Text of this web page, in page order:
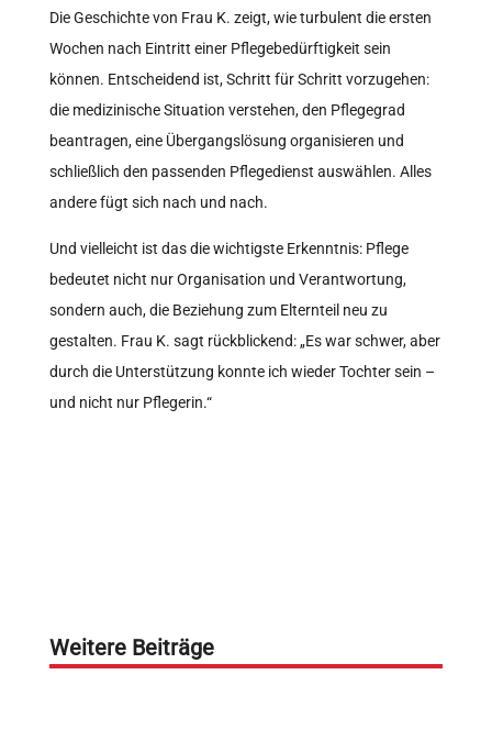
Die Geschichte von Frau K. zeigt, wie turbulent die ersten
Wochen nach Eintritt einer Pflegebedürftigkeit sein
können. Entscheidend ist, Schritt für Schritt vorzugehen:
die medizinische Situation verstehen, den Pflegegrad
beantragen, eine Übergangslösung organisieren und
schließlich den passenden Pflegedienst auswählen. Alles
andere fügt sich nach und nach.
Und vielleicht ist das die wichtigste Erkenntnis: Pflege
bedeutet nicht nur Organisation und Verantwortung,
sondern auch, die Beziehung zum Elternteil neu zu
gestalten. Frau K. sagt rückblickend: „Es war schwer, aber
durch die Unterstützung konnte ich wieder Tochter sein –
und nicht nur Pflegerin.“
Weitere Beiträge